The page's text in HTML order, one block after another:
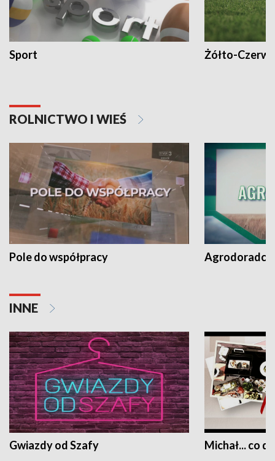
Sport Żółto-
ROLNICTWO I WIEŚ
Pole do współpracy Agrodoradcy
INNE
Gwiazdy od Szafy Michał... co